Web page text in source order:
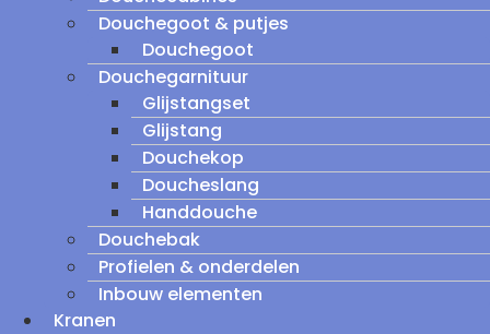
Douchegoot & putjes
Douchegoot
Douchegarnituur
Glijstangset
Glijstang
Douchekop
Doucheslang
Handdouche
Douchebak
Profielen & onderdelen
Inbouw elementen
Kranen